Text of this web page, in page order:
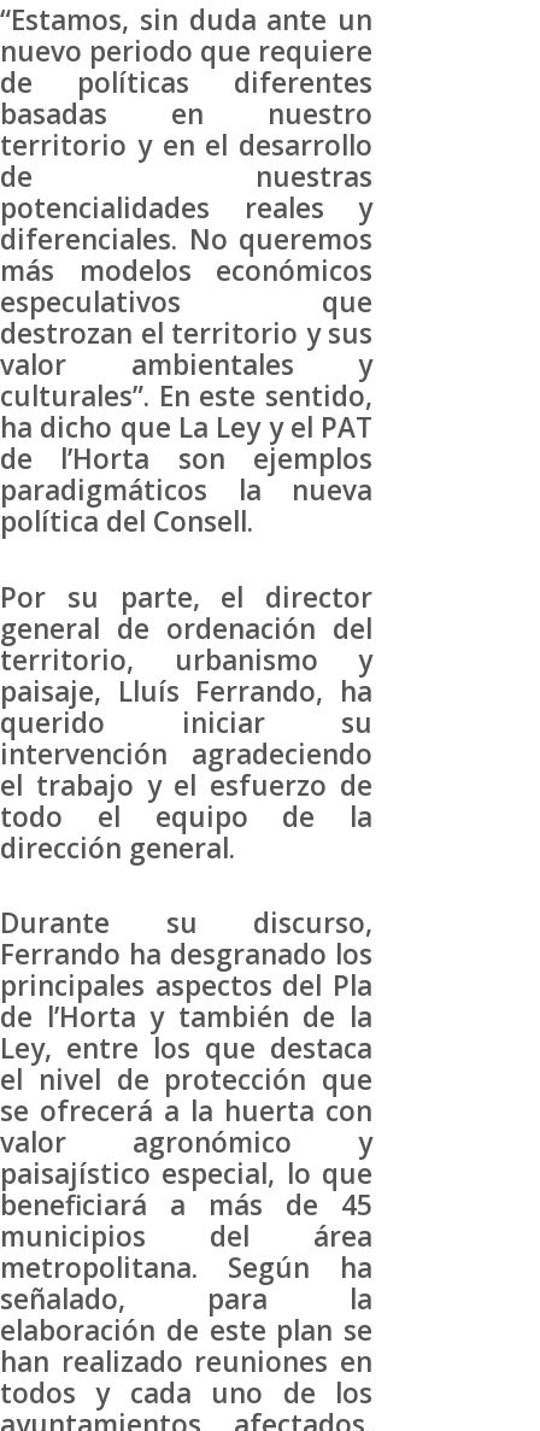
“Estamos, sin duda ante un
nuevo periodo que requiere
de políticas diferentes
basadas en nuestro
territorio y en el desarrollo
de nuestras
potencialidades reales y
diferenciales. No queremos
más modelos económicos
especulativos que
destrozan el territorio y sus
valor ambientales y
culturales”. En este sentido,
ha dicho que La Ley y el PAT
de l’Horta son ejemplos
paradigmáticos la nueva
política del Consell.
Por su parte, el director
general de ordenación del
territorio, urbanismo y
paisaje, Lluís Ferrando, ha
querido iniciar su
intervención agradeciendo
el trabajo y el esfuerzo de
todo el equipo de la
dirección general.
Durante su discurso,
Ferrando ha desgranado los
principales aspectos del Pla
de l’Horta y también de la
Ley, entre los que destaca
el nivel de protección que
se ofrecerá a la huerta con
valor agronómico y
paisajístico especial, lo que
beneficiará a más de 45
municipios del área
metropolitana. Según ha
señalado, para la
elaboración de este plan se
han realizado reuniones en
todos y cada uno de los